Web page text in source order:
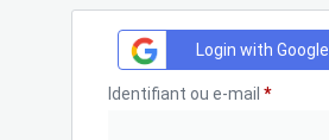
Login with Google
Identifiant ou e-mail *